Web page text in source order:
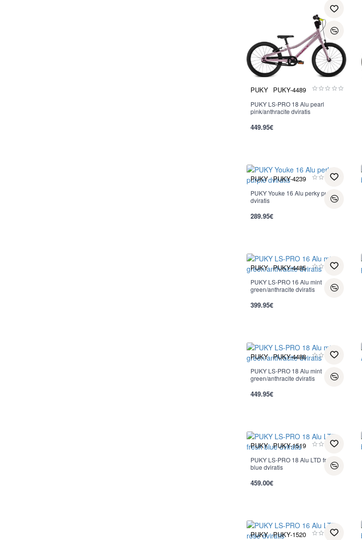
Nauja
PUKY PUKY-4489
PUKY LS-PRO 18 Alu pearl
pink/anthracite dviratis
449.95€
PUKY PUKY-4239
PUKY Youke 16 Alu perky purple
dviratis
289.95€
PUKY PUKY-4485
PUKY LS-PRO 16 Alu mint
green/anthracite dviratis
399.95€
PUKY PUKY-4488
PUKY LS-PRO 18 Alu mint
green/anthracite dviratis
449.95€
Nauja
PUKY PUKY-1519
PUKY LS-PRO 18 Alu LTD fresh
blue dviratis
459.00€
PUKY PUKY-1520